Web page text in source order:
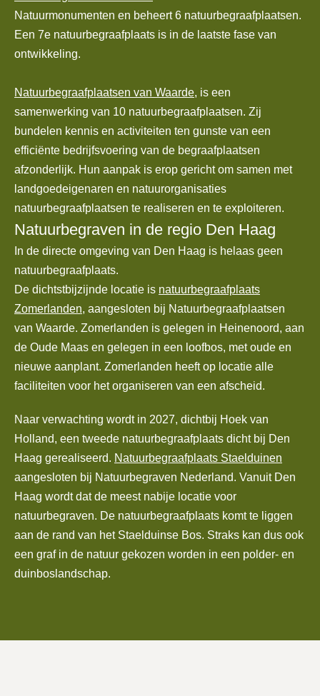
Natuurmonumenten en beheert 6 natuurbegraafplaatsen.
Een 7e natuurbegraafplaats is in de laatste fase van
ontwikkeling.
Natuurbegraafplaatsen van Waarde, is een
samenwerking van 10 natuurbegraafplaatsen. Zij
bundelen kennis en activiteiten ten gunste van een
efficiënte bedrijfsvoering van de begraafplaatsen
afzonderlijk. Hun aanpak is erop gericht om samen met
landgoedeigenaren en natuurorganisaties
natuurbegraafplaatsen te realiseren en te exploiteren.
Natuurbegraven in de regio Den Haag
In de directe omgeving van Den Haag is helaas geen
natuurbegraafplaats.
De dichtstbijzijnde locatie is natuurbegraafplaats
Zomerlanden, aangesloten bij Natuurbegraafplaatsen
van Waarde. Zomerlanden is gelegen in Heinenoord, aan
de Oude Maas en gelegen in een loofbos, met oude en
nieuwe aanplant. Zomerlanden heeft op locatie alle
faciliteiten voor het organiseren van een afscheid.
Naar verwachting wordt in 2027, dichtbij Hoek van
Holland, een tweede natuurbegraafplaats dicht bij Den
Haag gerealiseerd. Natuurbegraafplaats Staelduinen
aangesloten bij Natuurbegraven Nederland. Vanuit Den
Haag wordt dat de meest nabije locatie voor
natuurbegraven. De natuurbegraafplaats komt te liggen
aan de rand van het Staelduinse Bos. Straks kan dus ook
een graf in de natuur gekozen worden in een polder- en
duinboslandschap.